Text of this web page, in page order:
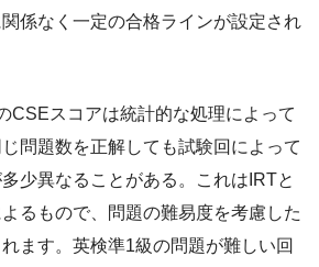
係なく一定の合格ラインが設定され
CSEスコアは統計的な処理によって
問題数を正解しても試験回によって
少異なることがある。これはIRTと
るもので、問題の難易度を考慮した
れます。英検準1級の問題が難しい回